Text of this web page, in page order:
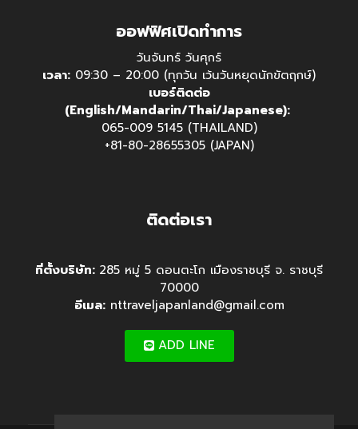
ออฟฟิศเปิดทำการ
วันจันทร์ วันศุกร์
เวลา: 09:30 – 20:00 (ทุกวัน เว้นวันหยุดนักขัตฤกษ์)
เบอร์ติดต่อ
(English/Mandarin/Thai/Japanese):
065-009 5145 (THAILAND)
+81-80-28655305 (JAPAN)
ติดต่อเรา
ที่ตั้งบริษัท: 285 หมู่ 5 ดอนตะโก เมืองราชบุรี จ. ราชบุรี
70000
อีเมล:nttraveljapanland@gmail.com
ADD LINE